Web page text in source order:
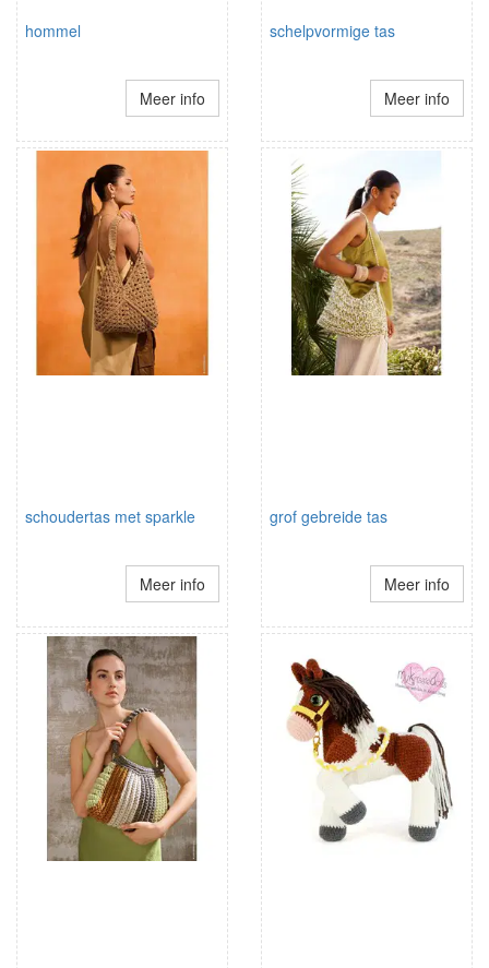
hommel
Meer info
schelpvormige tas
Meer info
schoudertas met sparkle
Meer info
grof gebreide tas
Meer info